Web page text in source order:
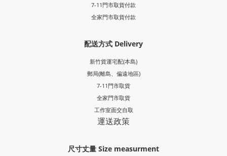
7-11門市取貨付款
全家門市取貨付款
配送方式 Delivery
新竹貨運宅配(本島)
郵局(離島、偏遠地區)
7-11門市取貨
全家門市取貨
工作室面交自取
運送政策
尺寸丈量 Size measurment